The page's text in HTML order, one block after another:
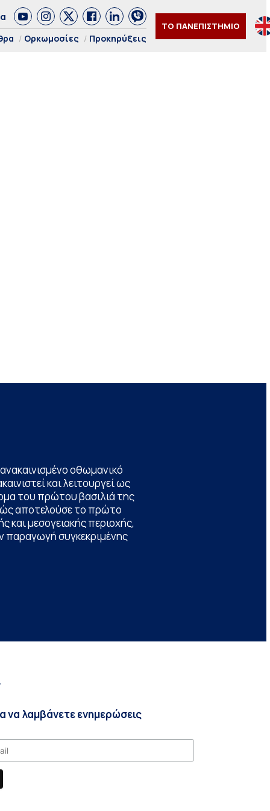
Ορκωμοσίες Προκηρύξεις
ΤΟ ΠΑΝΕΠΙΣΤΗΜΙΟ
οθωμανικό
και λειτουργεί ως
του πρώτου βασιλιά της
αποτελούσε το πρώτο
και μεσογειακής περιοχής,
παραγωγή συγκεκριμένης
να λαμβάνετε ενημερώσεις